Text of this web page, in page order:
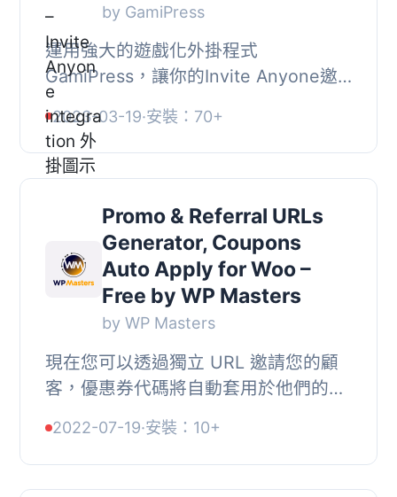
by GamiPress
運用強大的遊戲化外掛程式
GamiPress，讓你的Invite Anyone邀
請更加有趣！, 這個外掛程式能自動將
GamiPress與Invite Anyone相連接，
並增加新的活動事件。, 新...
2023-03-19·安裝：70+
Promo & Referral URLs
Generator, Coupons
Auto Apply for Woo –
Free by WP Masters
by WP Masters
現在您可以透過獨立 URL 邀請您的顧
客，優惠券代碼將自動套用於他們的結
惠碼的獨立 URL，或分享它們 - 這是促
銷您產品的...
2022-07-19·安裝：10+